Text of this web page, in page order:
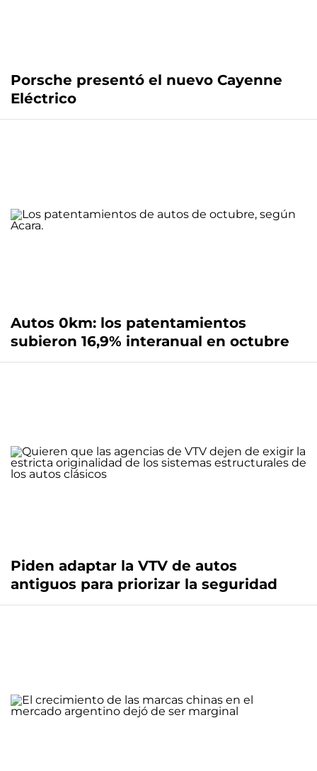
Porsche presentó el nuevo Cayenne
Eléctrico
Autos 0km: los patentamientos
subieron 16,9% interanual en octubre
Piden adaptar la VTV de autos
antiguos para priorizar la seguridad